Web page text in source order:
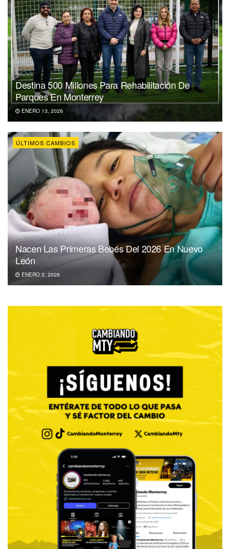
Destina 500 Millones Para Rehabilitación De
Parques En Monterrey
ENERO 13, 2026
ÚLTIMOS CAMBIOS
Nacen Las Primeras Bebés Del 2026 En Nuevo
León
ENERO 2, 2026